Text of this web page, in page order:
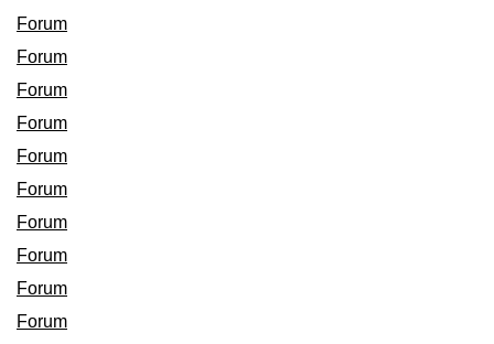
Forum
Forum
Forum
Forum
Forum
Forum
Forum
Forum
Forum
Forum